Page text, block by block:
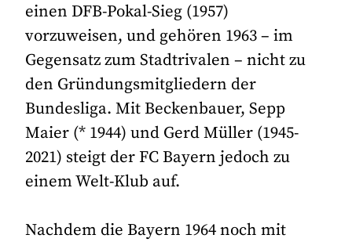
einen DFB-Pokal-Sieg (1957)
vorzuweisen, und gehören 1963 – im
Gegensatz zum Stadtrivalen – nicht zu
den Gründungsmitgliedern der
Bundesliga. Mit Beckenbauer, Sepp
Maier (* 1944) und Gerd Müller (1945-
2021) steigt der FC Bayern jedoch zu
einem Welt-Klub auf.
Nachdem die Bayern 1964 noch mit